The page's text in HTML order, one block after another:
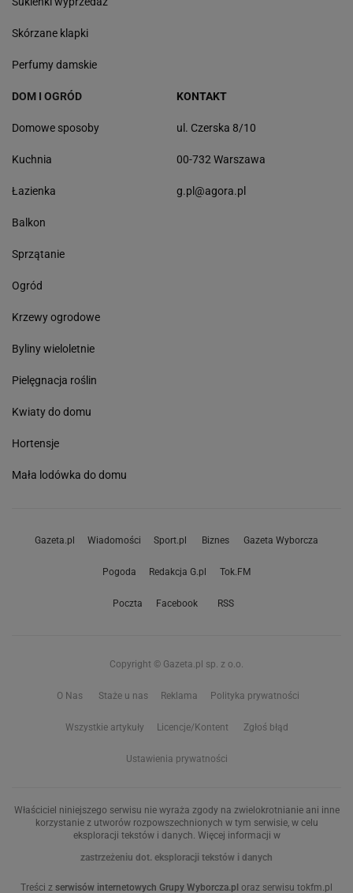
Skórzane klapki
Perfumy damskie
DOM I OGRÓD
Domowe sposoby
Kuchnia
Łazienka
Balkon
Sprzątanie
Ogród
Krzewy ogrodowe
Byliny wieloletnie
Pielęgnacja roślin
Kwiaty do domu
Hortensje
Mała lodówka do domu
KONTAKT
ul. Czerska 8/10
00-732 Warszawa
g.pl@agora.pl
Gazeta.pl Wiadomości Sport.pl Biznes Gazeta Wyborcza
Pogoda Redakcja G.pl Tok.FM
Poczta Facebook RSS
Copyright © Gazeta.pl sp. z o.o.
O Nas Staże u nas Reklama Polityka prywatności
Wszystkie artykuły Licencje/Kontent Zgłoś błąd
Ustawienia prywatności
Właściciel niniejszego serwisu nie wyraża zgody na zwielokrotnianie ani inne
korzystanie z utworów rozpowszechnionych w tym serwisie, w celu
eksploracji tekstów i danych. Więcej informacji w
zastrzeżeniu dot. eksploracji tekstów i danych
Treści z serwisów internetowych Grupy Wyborcza.pl oraz serwisu tokfm.pl